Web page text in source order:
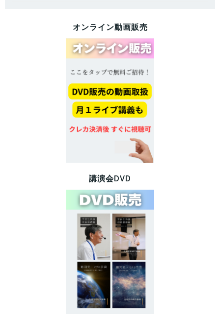
オンライン動画販売
講演会DVD